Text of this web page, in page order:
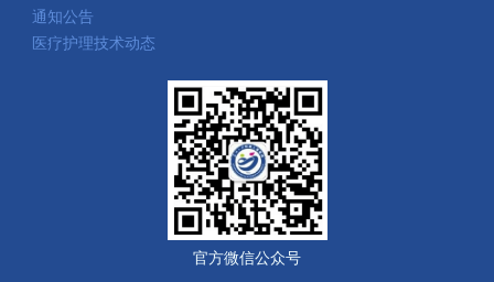
通知公告
医疗护理技术动态
官方微信公众号